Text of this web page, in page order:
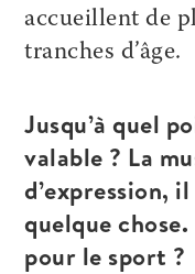
accueillent de
tranches d’âge.
Jusqu’à quel
valable ? La
d’expression,
quelque
pour le sport ?